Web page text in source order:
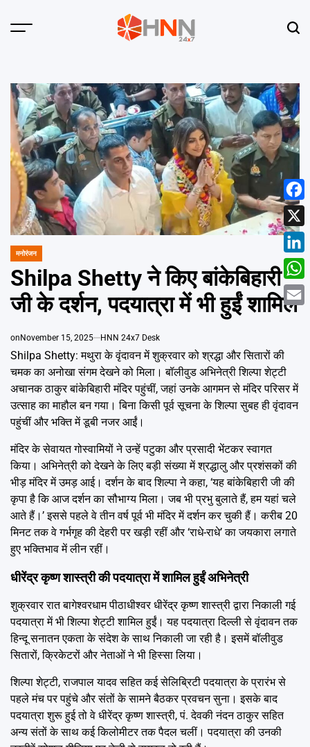
Menu
POSTED
मनोरंजन
Shilpa Shetty ने किए बांकेबिहारी
जी के दर्शन, पदयात्रा में भी हुईं शामिल
onNovember 15, 2025 HNN 24x7 Desk
Shilpa Shetty: मथुरा के वृंदावन में शुक्रवार को श्रद्धा और सितारों की
चमक का अनोखा संगम देखने को मिला। बॉलीवुड अभिनेत्री शिल्पा शेट्टी
अचानक ठाकुर बांकेबिहारी मंदिर पहुंचीं, जहां उनके आगमन से मंदिर परिसर में
उत्साह का माहौल बन गया। बिना किसी पूर्व सूचना के शिल्पा सुबह ही वृंदावन
पहुंचीं और भक्ति में डूबी नजर आईं।
मंदिर के सेवायत गोस्वामियों ने उन्हें पटुका और प्रसादी भेंटकर स्वागत
किया। अभिनेत्री को देखने के लिए बड़ी संख्या में श्रद्धालु और प्रशंसकों की
भीड़ मंदिर में उमड़ आई। दर्शन के बाद शिल्पा ने कहा, ‘यह बांकेबिहारी जी की
कृपा है कि आज दर्शन का सौभाग्य मिला। जब भी प्रभु बुलाते हैं, हम यहां चले
आते हैं।’ इससे पहले वे तीन वर्ष पूर्व भी मंदिर में दर्शन कर चुकी हैं। करीब 20
मिनट तक वे गर्भगृह की देहरी पर खड़ी रहीं और ‘राधे-राधे’ का जयकारा लगाते
हुए भक्तिभाव में लीन रहीं।
धीरेंद्र कृष्ण शास्त्री की पदयात्रा में शामिल हुईं अभिनेत्री
शुक्रवार रात बागेश्वरधाम पीठाधीश्वर धीरेंद्र कृष्ण शास्त्री द्वारा निकाली गई
पदयात्रा में भी शिल्पा शेट्टी शामिल हुईं। यह पदयात्रा दिल्ली से वृंदावन तक
हिन्दू सनातन एकता के संदेश के साथ निकाली जा रही है। इसमें बॉलीवुड
सितारों, क्रिकेटरों और नेताओं ने भी हिस्सा लिया।
शिल्पा शेट्टी, राजपाल यादव सहित कई सेलिब्रिटी पदयात्रा के प्रारंभ से
पहले मंच पर पहुंचे और संतों के सामने बैठकर प्रवचन सुना। इसके बाद
पदयात्रा शुरू हुई तो वे धीरेंद्र कृष्ण शास्त्री, पं. देवकी नंदन ठाकुर सहित
अन्य संतों के साथ कई किलोमीटर तक पैदल चलीं। पदयात्रा की उनकी
X